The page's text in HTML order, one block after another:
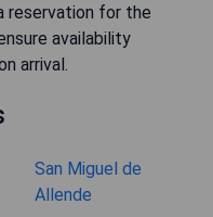
reservation for the
availability
arrival.
San Miguel de
Allende